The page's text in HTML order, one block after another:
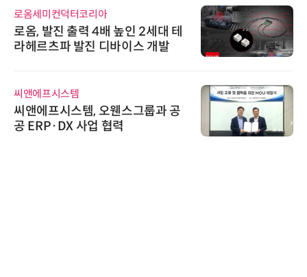
로옴세미컨덕터코리아
로옴, 발진 출력 4배 높인 2세대 테
라헤르츠파 발진 디바이스 개발
씨앤에프시스템
씨앤에프시스템, 오웬스그룹과 공
공 ERP·DX 사업 협력